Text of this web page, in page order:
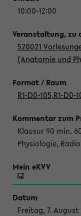
10:00-12:00
520021
(Anatomie und
R1-D0-105,R1-D0-
Klausur 90 min.
Physiologie,
Freitag, 7. August